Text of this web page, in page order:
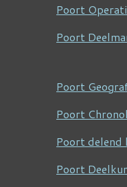
Poort
Poort
Poort
Poort
Poort delend
Poort